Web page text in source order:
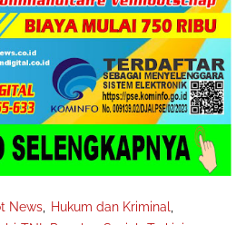
News
Hukum dan Kriminal